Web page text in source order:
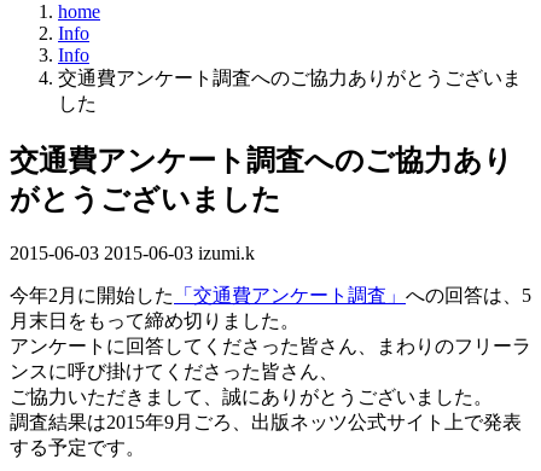
home
Info
Info
交通費アンケート調査へのご協力ありがとうございま
した
交通費アンケート調査へのご協力あり
がとうございました
2015-06-03 最
更
新
日
時
:
2015-06-03 izumi.k
今年2月に開始した 「交通費アンケート調査」 への回答は、5
月末日をもって締め切りました。
アンケートに回答してくださった皆さん、まわりのフリーラ
ンスに呼び掛けてくださった皆さん、
ご協力いただきまして、誠にありがとうございました。
調査結果は2015年9月ごろ、出版ネッツ公式サイト上で発表
する予定です。